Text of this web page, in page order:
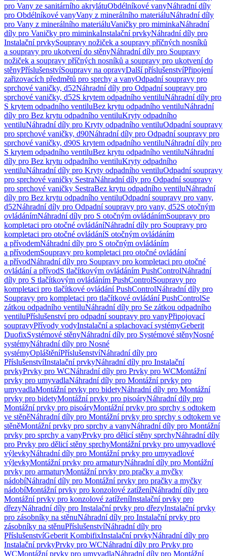
pro Vany ze sanitárního akrylátuObdélníkové vanyNáhradní díly
pro Obdélníkové vanyVany z minerálního materiáluNáhradní díly
pro Vany z minerálního materiáluVaničky pro miminkaNáhradní
díly pro Vaničky pro miminkaInstalační prvkyNáhradní díly pro
Instalační prvkySoupravy nožiček a soupravy příčných nosníků
a soupravy pro ukotvení do stěnyNáhradní díly pro Soupravy
nožiček a soupravy příčných nosníků a soupravy pro ukotvení do
stěnyPříslušenstvíSoupravy na opravyDalší příslušenstvíPřipojení
zařizovacích předmětů pro sprchy a vanyOdpadní soupravy pro
sprchové vaničky, d52Náhradní díly pro Odpadní soupravy pro
sprchové vaničky, d52S krytem odpadního ventiluNáhradní díly pro
S krytem odpadního ventiluBez krytu odpadního ventiluNáhradní
díly pro Bez krytu odpadního ventiluKryty odpadního
ventiluNáhradní díly pro Kryty odpadního ventiluOdpadní soupravy
pro sprchové vaničky, d90Náhradní díly pro Odpadní soupravy pro
sprchové vaničky, d90S krytem odpadního ventiluNáhradní díly pro
S krytem odpadního ventiluBez krytu odpadního ventiluNáhradní
díly pro Bez krytu odpadního ventiluKryty odpadního
ventiluNáhradní díly pro Kryty odpadního ventiluOdpadní soupravy
pro sprchové vaničky SestraNáhradní díly pro Odpadní soupravy
pro sprchové vaničky SestraBez krytu odpadního ventiluNáhradní
díly pro Bez krytu odpadního ventiluOdpadní soupravy pro vany,
d52Náhradní díly pro Odpadní soupravy pro vany, d52S otočným
ovládánímNáhradní díly pro S otočným ovládánímSoupravy pro
kompletaci pro otočné ovládáníNáhradní díly pro Soupravy pro
kompletaci pro otočné ovládáníS otočným ovládáním
a přívodemNáhradní díly pro S otočným ovládáním
a přívodemSoupravy pro kompletaci pro otočné ovládání
a přívodNáhradní díly pro Soupravy pro kompletaci pro otočné
ovládání a přívodS tlačítkovým ovládáním PushControlNáhradní
díly pro S tlačítkovým ovládáním PushControlSoupravy pro
kompletaci pro tlačítkové ovládání PushControlNáhradní díly pro
Soupravy pro kompletaci pro tlačítkové ovládání PushControlSe
zátkou odpadního ventiluNáhradní díly pro Se zátkou odpadního
ventiluPříslušenství pro odpadní soupravy pro vanyPřipojovací
soupravyPřívody vodyInstalační a splachovací systémyGeberit
DuofixSystémové stěnyNáhradní díly pro Systémové stěnyNosné
systémyNáhradní díly pro Nosné
systémyOpláštěníPříslušenstvíNáhradní díly pro
PříslušenstvíInstalační prvkyNáhradní díly pro Instalační
prvkyPrvky pro WCNáhradní díly pro Prvky pro WCMontážní
prvky pro umyvadlaNáhradní díly pro Montážní prvky pro
umyvadlaMontážní prvky pro bidetyNáhradní díly pro Montážní
prvky pro bidetyMontážní prvky pro pisoáryNáhradní díly pro
Montážní prvky pro pisoáryMontážní prvky pro sprchy s odtokem
ve stěněNáhradní díly pro Montážní prvky pro sprchy s odtokem ve
stěněMontážní prvky pro sprchy a vanyNáhradní díly pro Montážní
prvky pro sprchy a vanyPrvky pro dělicí stěny sprchyNáhradní díly
pro Prvky pro dělicí stěny sprchyMontážní prvky pro umyvadlové
výlevkyNáhradní díly pro Montážní prvky pro umyvadlové
výlevkyMontážní prvky pro armaturyNáhradní díly pro Montážní
prvky pro armaturyMontážní prvky pro pračky a myčky
nádobíNáhradní díly pro Montážní prvky pro pračky a myčky
nádobíMontážní prvky pro konzolové zatíženíNáhradní díly pro
Montážní prvky pro konzolové zatíženíInstalační prvky pro
dřezyNáhradní díly pro Instalační prvky pro dřezyInstalační prvky
pro zásobníky na stěnuNáhradní díly pro Instalační prvky pro
zásobníky na stěnuPříslušenstvíNáhradní díly pro
PříslušenstvíGeberit KombifixInstalační prvkyNáhradní díly pro
Instalační prvkyPrvky pro WCNáhradní díly pro Prvky pro
WCMontážní prvky pro umyvadlaNáhradní díly pro Montážní